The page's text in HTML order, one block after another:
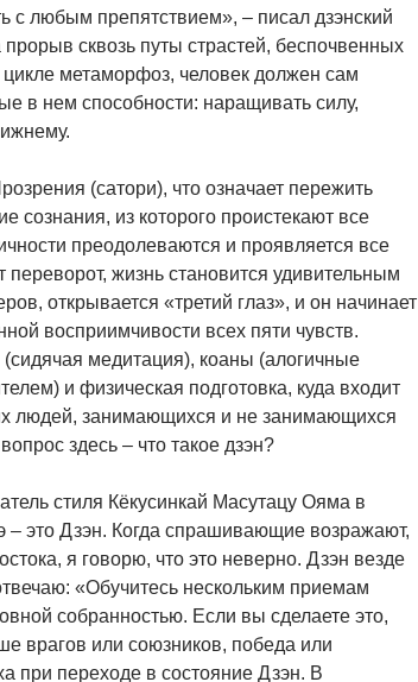
с любым препятствием», – писал дзэнский
сквозь путы страстей, беспочвенных
метаморфоз, человек должен сам
в нем способности: наращивать силу,
(сатори), что означает пережить
сознания, из которого проистекают все
преодолеваются и проявляется все
жизнь становится удивительным
открывается «третий глаз», и он начинает
восприимчивости всех пяти чувств.
медитация), коаны (алогичные
и физическая подготовка, куда входит
людей, занимающихся и не занимающихся
здесь – что такое дзэн?
стиля Кёкусинкай Масутацу Ояма в
– это Дзэн. Когда спрашивающие возражают,
я говорю, что это неверно. Дзэн везде
«Обучитесь нескольким приемам
собранностью. Если вы сделаете это,
врагов или союзников, победа или
при переходе в состояние Дзэн. В